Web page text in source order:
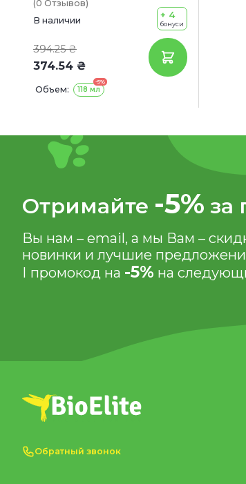
собак и котов (с лавандой
и ромашкой)
(0 Отзывов)
В наличии
394.25 ₴
374.54 ₴
+ 4
бонуси
Объем:
-5%
118 мл
Отримайте -5% за
Вы нам – email, а мы Вам –
новинки и лучшие
І промокод на -5% на
Обратный звонок